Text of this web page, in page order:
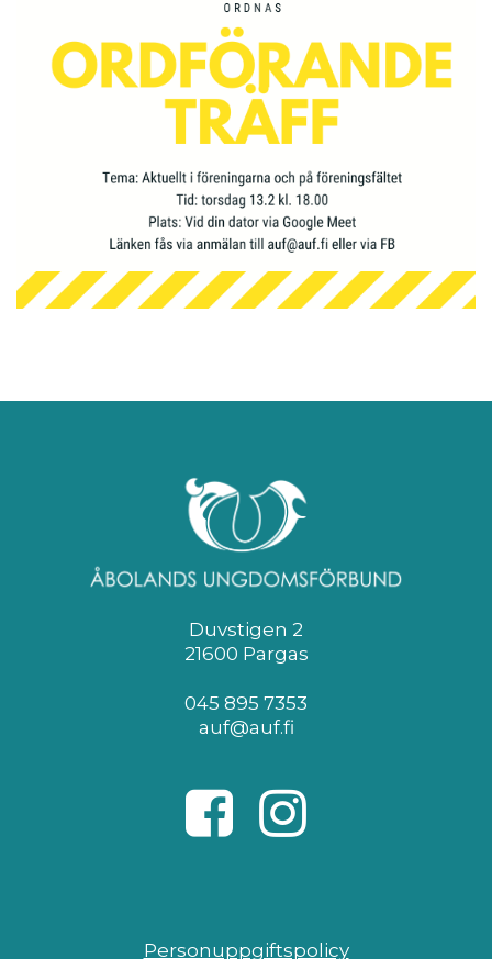
Duvstigen 2
21600 Pargas
045 895 7353
auf@auf.fi
Personuppgiftspolicy